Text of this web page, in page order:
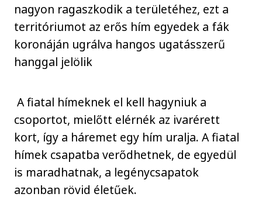
nagyon ragaszkodik a területéhez, ezt a
territóriumot az erős hím egyedek a fák
koronáján ugrálva hangos ugatásszerű
hanggal jelölik
A fiatal hímeknek el kell hagyniuk a
csoportot, mielőtt elérnék az ivarérett
kort, így a háremet egy hím uralja. A fiatal
hímek csapatba verődhetnek, de egyedül
is maradhatnak, a legénycsapatok
azonban rövid életűek.